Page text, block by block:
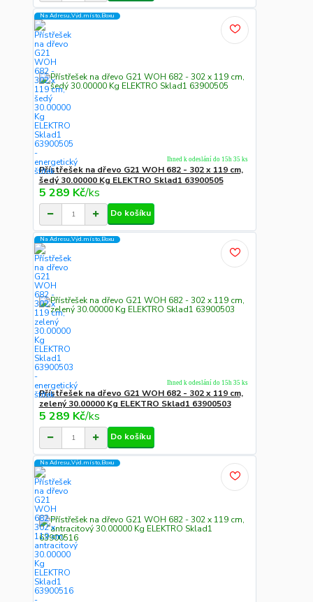
Na Adresu,Výd.místo,Boxu
Přístřešek na dřevo G21 WOH 682 - 302 x 119 cm,
šedý 30.00000 Kg ELEKTRO Sklad1 63900505
5 289 Kč/ks
Ihned k odeslání do 15h 35 ks
Do košíku
Na Adresu,Výd.místo,Boxu
Přístřešek na dřevo G21 WOH 682 - 302 x 119 cm,
zelený 30.00000 Kg ELEKTRO Sklad1 63900503
5 289 Kč/ks
Ihned k odeslání do 15h 35 ks
Do košíku
Na Adresu,Výd.místo,Boxu